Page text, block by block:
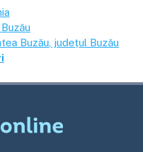
Buzău
Buzău , județul Buzău